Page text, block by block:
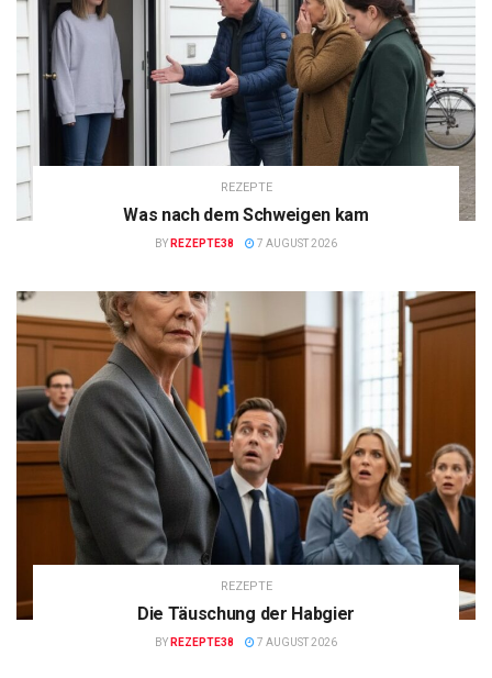
REZEPTE
Was nach dem Schweigen kam
BY REZEPTE38 7 AUGUST 2026
REZEPTE
Die Täuschung der Habgier
BY REZEPTE38 7 AUGUST 2026